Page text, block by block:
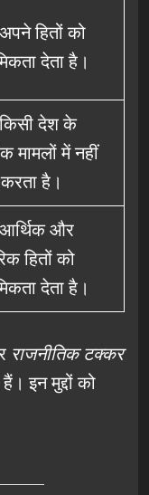
हितों को
देता है।
देश के
मामलों में नहीं
है।
और
हितों को
देता है।
राजनीतिक टक्कर
इन मुद्दों को